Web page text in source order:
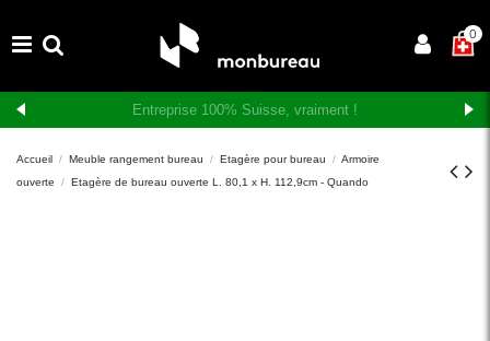
×0
Livraison et montage gratuits en Suisse romande
Accueil Meuble rangement bureau Etagère pour bureau
Armoire
ouverte
Etagère de bureau ouverte L. 80,1 x H. 112,9cm - Quando